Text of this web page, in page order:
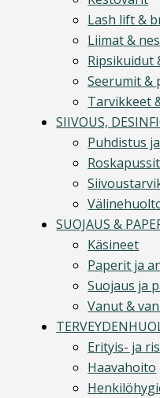
Lash lift &
Liimat &
Ripsikuidut
Seerumit
Tarvikkeet
SIIVOUS,
Puhdistus
SUOJAUS &
Käsineet
Paperit ja
Suojaus ja
Vanut &
Erityis- ja
Haavahoito